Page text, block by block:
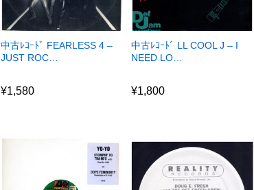
中古ﾚｺｰﾄﾞ FEARLESS 4 –
JUST ROC…
¥1,580
中古ﾚｺｰﾄﾞ LL COOL J – I
NEED LO…
¥1,800